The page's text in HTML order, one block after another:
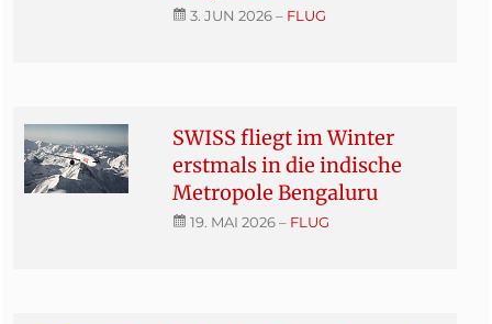
3. JUN 2026– FLUG
SWISS fliegt im Winter
erstmals in die indische
Metropole Bengaluru
19. MAI 2026– FLUG